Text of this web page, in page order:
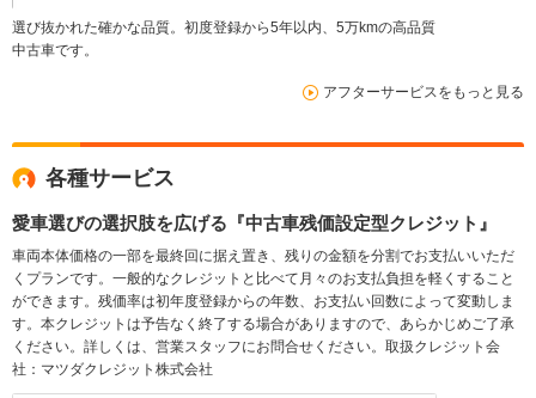
選び抜かれた確かな品質。初度登録から5年以内、5万kmの高品質
中古車です。
アフターサービスをもっと見る
各種サービス
愛車選びの選択肢を広げる『中古車残価設定型クレジット』
車両本体価格の一部を最終回に据え置き、残りの金額を分割でお支払いいただ
くプランです。一般的なクレジットと比べて月々のお支払負担を軽くすること
ができます。残価率は初年度登録からの年数、お支払い回数によって変動しま
す。本クレジットは予告なく終了する場合がありますので、あらかじめご了承
ください。詳しくは、営業スタッフにお問合せください。取扱クレジット会
社：マツダクレジット株式会社